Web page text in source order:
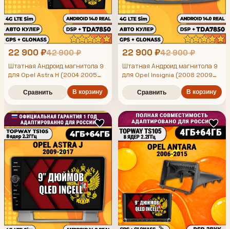
22 900 ₽42 900 ₽
Штатная Андроид магнитола 9
для Opel Astra H (2004 2005
TS105 8 ядер, 4/64гб, Qled Incell,
CarPlay/Android Auto, Gps/
Сравнить В корзину
22 900 ₽42 900 ₽
Штатная Андроид магнитола 9
для Opel Insignia (2008 2009
ядер, 4/64гб, Qled Incell,
CarPlay/Android Auto, Gps/
Сравнить В корзину